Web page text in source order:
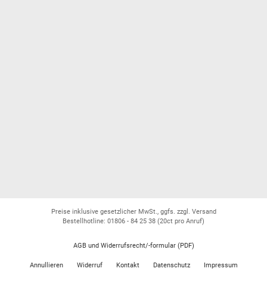
Preise inklusive gesetzlicher MwSt., ggfs. zzgl. Versand
Bestellhotline: 01806 - 84 25 38 (20ct pro Anruf)
AGB und Widerrufsrecht/-formular (PDF)
Annullieren Widerruf Kontakt Datenschutz Impressum